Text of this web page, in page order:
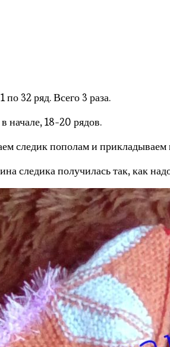
по 32 ряд. Всего 3 раза.
начале, 18-20 рядов.
следик пополам и прикладываем
следика получилась так, как